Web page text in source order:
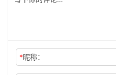
*昵称：